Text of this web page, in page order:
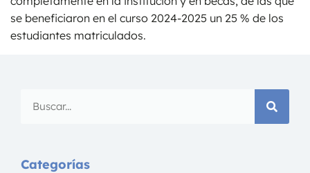
se beneficiaron en el curso 2024-2025 un 25 % de los
estudiantes matriculados.
Categorías